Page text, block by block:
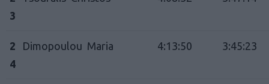
3
2
4
Dimopoulou Maria 4:13:50 3:45:23